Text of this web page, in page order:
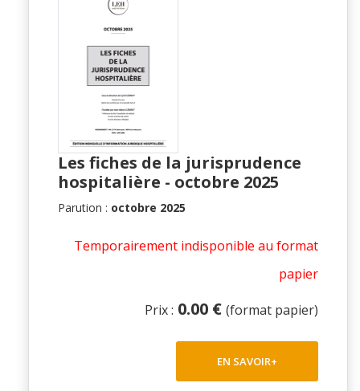
Les fiches de la jurisprudence
hospitalière - octobre 2025
Parution : octobre 2025
Temporairement indisponible au format
papier
Prix : 0.00 € (format papier)
EN SAVOIR+